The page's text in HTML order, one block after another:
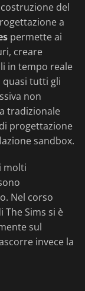
del
a
permette ai
creare
in tempo reale
quasi tutti gli
non
tradizionale
progettazione
sandbox.
molti
Nel corso
Sims si è
sul
invece la